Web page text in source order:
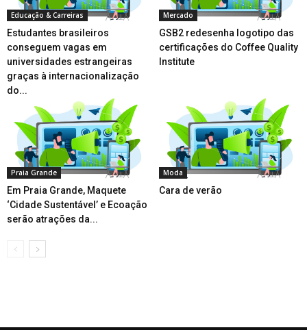
Educação & Carreiras
Estudantes brasileiros
conseguem vagas em
universidades estrangeiras
graças à internacionalização
do...
Mercado
GSB2 redesenha logotipo das
certificações do Coffee Quality
Institute
Praia Grande
Em Praia Grande, Maquete
‘Cidade Sustentável’ e Ecoação
serão atrações da...
Moda
Cara de verão